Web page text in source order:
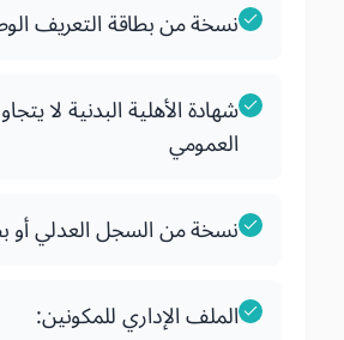
نسخة من بطاقة التعريف
شهادة الأهلية البدنية
العمومي
نسخة من السجل العدلي أو
الملف الإداري للمكونين: